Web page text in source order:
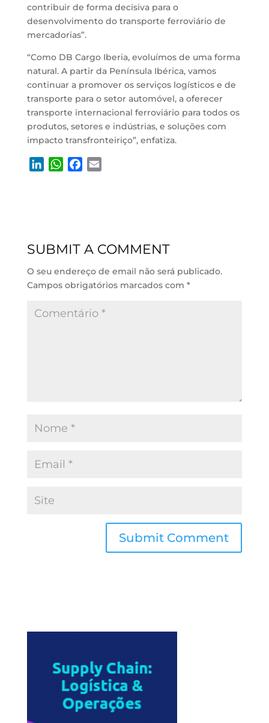
contribuir de forma decisiva para o
desenvolvimento do transporte ferroviário de
mercadorias”.
“Como DB Cargo Iberia, evoluímos de uma forma
natural. A partir da Península Ibérica, vamos
continuar a promover os serviços logísticos e de
transporte para o setor automóvel, a oferecer
transporte internacional ferroviário para todos os
produtos, setores e indústrias, e soluções com
impacto transfronteiriço”, enfatiza.
I
W
p
o
SUBMIT A COMMENT
O seu endereço de email não será publicado.
Campos obrigatórios marcados com *